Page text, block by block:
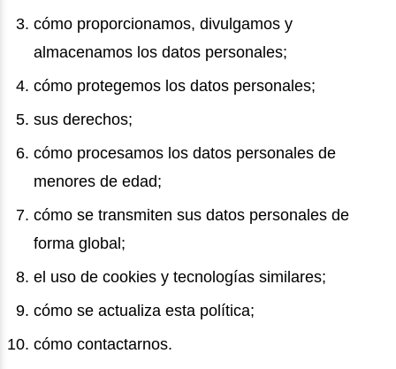
cómo proporcionamos, divulgamos y
almacenamos los datos personales;
cómo protegemos los datos personales;
sus derechos;
cómo procesamos los datos personales de
menores de edad;
cómo se transmiten sus datos personales de
forma global;
el uso de cookies y tecnologías similares;
cómo se actualiza esta política;
cómo contactarnos.